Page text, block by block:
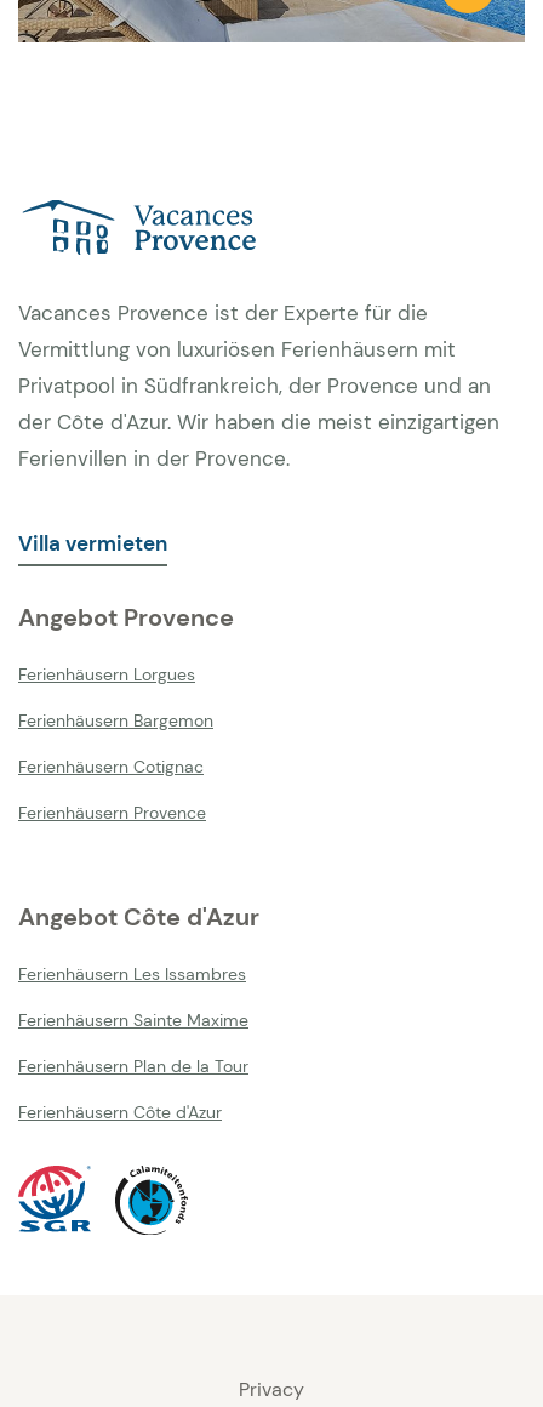
Vacances Provence ist der Experte für die
Vermittlung von luxuriösen Ferienhäusern mit
Privatpool in Südfrankreich, der Provence und an
der Côte d'Azur. Wir haben die meist einzigartigen
Ferienvillen in der Provence.
Villa vermieten
Angebot Provence
Ferienhäusern Lorgues
Ferienhäusern Bargemon
Ferienhäusern Cotignac
Ferienhäusern Provence
Angebot Côte d'Azur
Ferienhäusern Les Issambres
Ferienhäusern Sainte Maxime
Ferienhäusern Plan de la Tour
Ferienhäusern Côte d'Azur
Privacy